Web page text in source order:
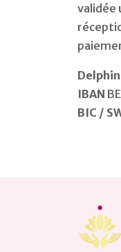
validée
IBAN
BIC /